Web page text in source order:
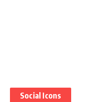
Social Icons